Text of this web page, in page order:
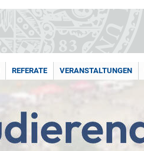
REFERATE VERANSTALTUNGEN